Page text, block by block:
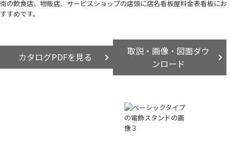
街の飲食店、物販店、サービスショップの店頭に店名看板屋料金表看板にお
すすめです。
カタログPDFを見る
取説・画像・図面ダウ
ンロード